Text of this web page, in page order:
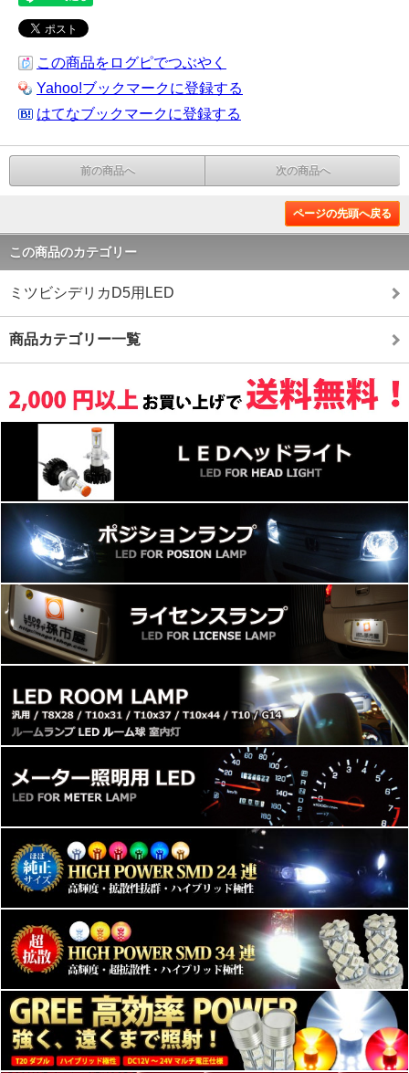
この商品をログピでつぶやく
Yahoo!ブックマークに登録する
はてなブックマークに登録する
前の商品へ 次の商品へ
ページの先頭へ戻る
この商品のカテゴリー
ミツビシデリカD5用LED
商品カテゴリー一覧